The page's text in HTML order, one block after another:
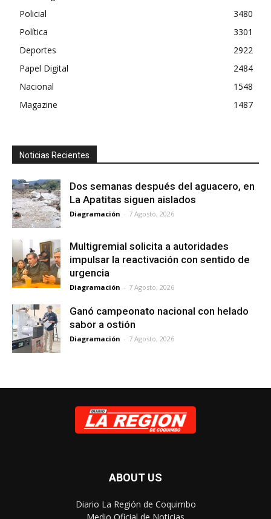
Policial
3480
Política
3301
Deportes
2922
Papel Digital
2484
Nacional
1548
Magazine
1487
Noticias Recientes
Dos semanas después del aguacero, en
La Apatitas siguen aislados
Diagramación - 7 Agosto, 2026
Multigremial solicita a autoridades
impulsar la reactivación con sentido de
urgencia
Diagramación - 7 Agosto, 2026
Ganó campeonato nacional con helado
sabor a ostión
Diagramación - 7 Agosto, 2026
ABOUT US
Diario La Región de Coquimbo